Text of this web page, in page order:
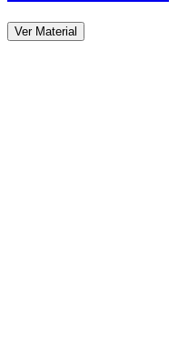
Ver Material